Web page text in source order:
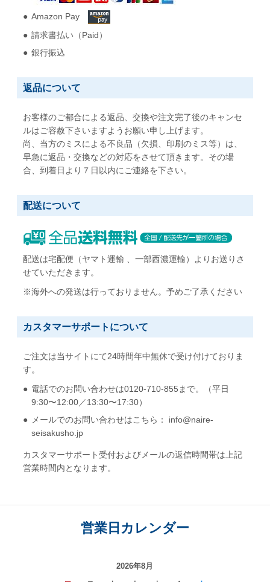
Amazon Pay
請求書払い（Paid）
銀行振込
返品について
お客様のご都合による返品、交換や注文完了後のキャンセ
ルはご容赦下さいますようお願い申し上げます。
尚、当方のミスによる不良品（欠損、印刷のミス等）は、
早急に返品・交換などの対応をさせて頂きます。その場
合、到着日より７日以内にご連絡を下さい。
配送について
配送は宅配便（ヤマト運輸 、一部西濃運輸）よりお送りさ
せていただきます。
※海外への発送は行っておりません。予めご了承ください
カスタマーサポートについて
ご注文は当サイトにて24時間年中無休で受け付けておりま
す。
電話でのお問い合わせは0120-710-855まで。（平日
9:30〜12:00／13:30〜17:30）
メールでのお問い合わせはこちら： info@naire-
seisakusho.jp
カスタマーサポート受付およびメールの返信時間帯は上記
営業時間内となります。
営業日カレンダー
2026年8月